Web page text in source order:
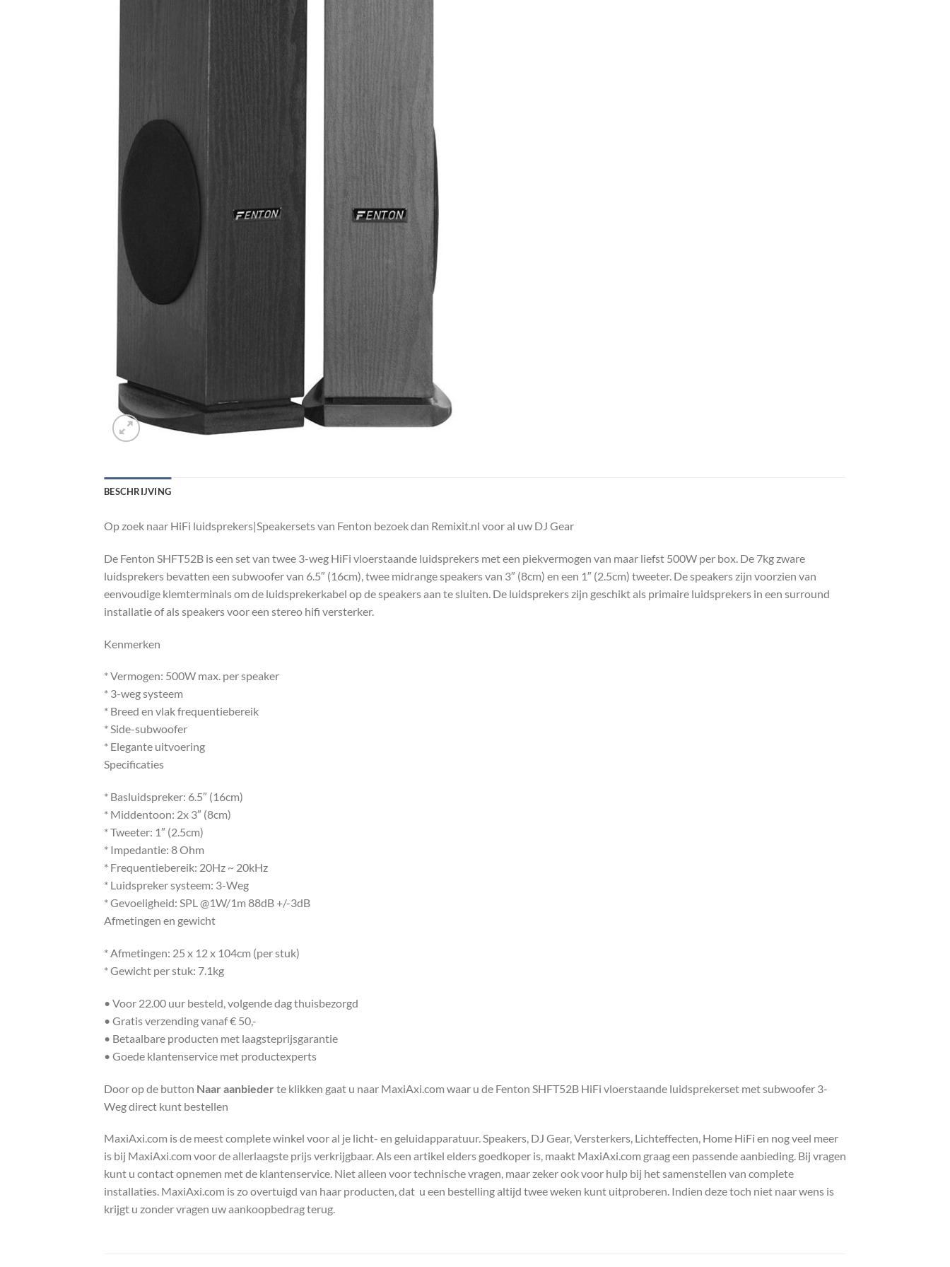
BESCHRIJVING
Op zoek naar HiFi luidsprekers|Speakersets van Fenton bezoek dan Remixit.nl voor al uw DJ Gear
De Fenton SHFT52B is een set van twee 3-weg HiFi vloerstaande luidsprekers met een piekvermogen van maar liefst 500W per box. De 7kg zware
luidsprekers bevatten een subwoofer van 6.5″ (16cm), twee midrange speakers van 3″ (8cm) en een 1″ (2.5cm) tweeter. De speakers zijn voorzien van
eenvoudige klemterminals om de luidsprekerkabel op de speakers aan te sluiten. De luidsprekers zijn geschikt als primaire luidsprekers in een surround
installatie of als speakers voor een stereo hifi versterker.
Kenmerken
* Vermogen: 500W max. per speaker
* 3-weg systeem
* Breed en vlak frequentiebereik
* Side-subwoofer
* Elegante uitvoering
Specificaties
* Basluidspreker: 6.5″ (16cm)
* Middentoon: 2x 3″ (8cm)
* Tweeter: 1″ (2.5cm)
* Impedantie: 8 Ohm
* Frequentiebereik: 20Hz ~ 20kHz
* Luidspreker systeem: 3-Weg
* Gevoeligheid: SPL @1W/1m 88dB +/-3dB
Afmetingen en gewicht
* Afmetingen: 25 x 12 x 104cm (per stuk)
* Gewicht per stuk: 7.1kg
• Voor 22.00 uur besteld, volgende dag thuisbezorgd
• Gratis verzending vanaf € 50,-
• Betaalbare producten met laagsteprijsgarantie
• Goede klantenservice met productexperts
Door op de button Naar aanbieder te klikken gaat u naar MaxiAxi.com waar u de Fenton SHFT52B HiFi vloerstaande luidsprekerset met subwoofer 3-
Weg direct kunt bestellen
MaxiAxi.com is de meest complete winkel voor al je licht- en geluidapparatuur. Speakers, DJ Gear, Versterkers, Lichteffecten, Home HiFi en nog veel meer
is bij MaxiAxi.com voor de allerlaagste prijs verkrijgbaar. Als een artikel elders goedkoper is, maakt MaxiAxi.com graag een passende aanbieding. Bij vragen
kunt u contact opnemen met de klantenservice. Niet alleen voor technische vragen, maar zeker ook voor hulp bij het samenstellen van complete
installaties. MaxiAxi.com is zo overtuigd van haar producten, dat u een bestelling altijd twee weken kunt uitproberen. Indien deze toch niet naar wens is
krijgt u zonder vragen uw aankoopbedrag terug.